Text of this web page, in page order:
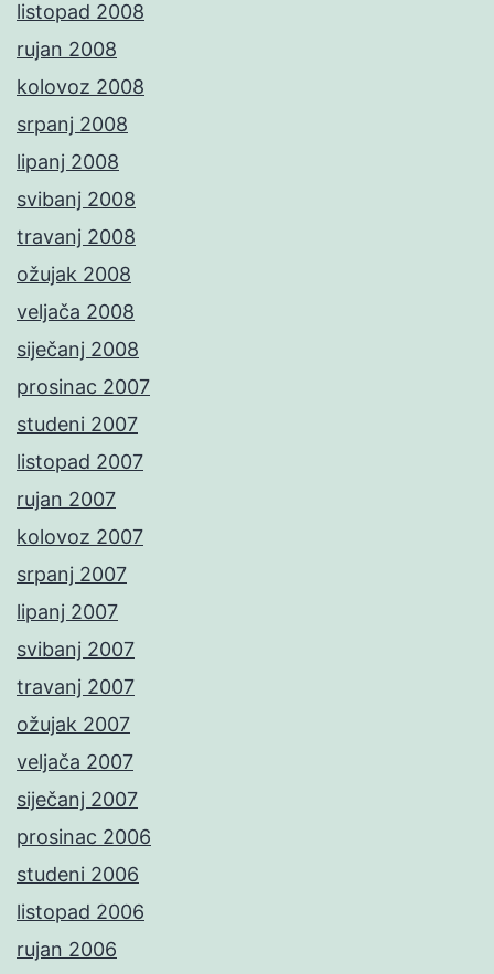
listopad 2008
rujan 2008
kolovoz 2008
srpanj 2008
lipanj 2008
svibanj 2008
travanj 2008
ožujak 2008
veljača 2008
siječanj 2008
prosinac 2007
studeni 2007
listopad 2007
rujan 2007
kolovoz 2007
srpanj 2007
lipanj 2007
svibanj 2007
travanj 2007
ožujak 2007
veljača 2007
siječanj 2007
prosinac 2006
studeni 2006
listopad 2006
rujan 2006